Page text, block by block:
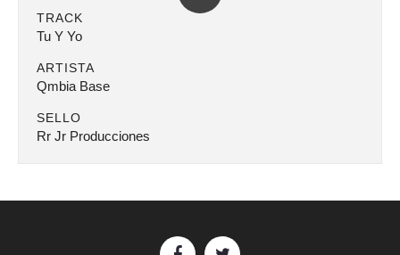
TRACK
Tu Y Yo
ARTISTA
Qmbia Base
SELLO
Rr Jr Producciones